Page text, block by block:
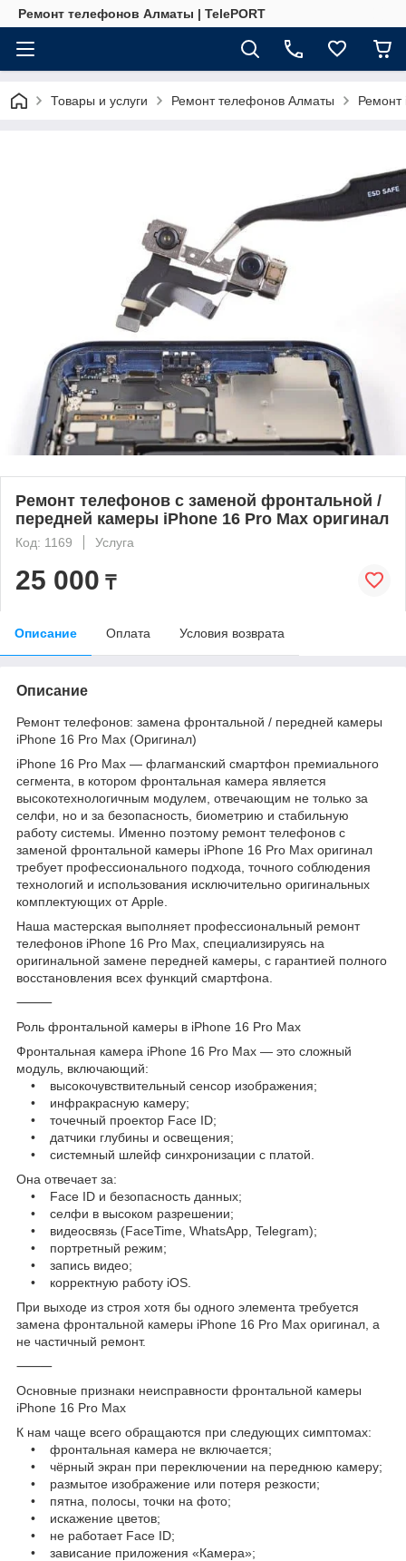
Ремонт телефонов Алматы | TelePORT
Товары и услуги Ремонт телефонов Алматы Ремонт
Ремонт телефонов с заменой фронтальной /
передней камеры iPhone 16 Pro Max оригинал
Код: 1169 Услуга
25 000 ₸
Описание Оплата Условия возврата
Описание
Ремонт телефонов: замена фронтальной / передней камеры
iPhone 16 Pro Max (Оригинал)
iPhone 16 Pro Max — флагманский смартфон премиального
сегмента, в котором фронтальная камера является
высокотехнологичным модулем, отвечающим не только за
селфи, но и за безопасность, биометрию и стабильную
работу системы. Именно поэтому ремонт телефонов с
заменой фронтальной камеры iPhone 16 Pro Max оригинал
требует профессионального подхода, точного соблюдения
технологий и использования исключительно оригинальных
комплектующих от Apple.
Наша мастерская выполняет профессиональный ремонт
телефонов iPhone 16 Pro Max, специализируясь на
оригинальной замене передней камеры, с гарантией полного
восстановления всех функций смартфона.
⸻
Роль фронтальной камеры в iPhone 16 Pro Max
Фронтальная камера iPhone 16 Pro Max — это сложный
модуль, включающий:
• высокочувствительный сенсор изображения;
• инфракрасную камеру;
• точечный проектор Face ID;
• датчики глубины и освещения;
• системный шлейф синхронизации с платой.
Она отвечает за:
• Face ID и безопасность данных;
• селфи в высоком разрешении;
• видеосвязь (FaceTime, WhatsApp, Telegram);
• портретный режим;
• запись видео;
• корректную работу iOS.
При выходе из строя хотя бы одного элемента требуется
замена фронтальной камеры iPhone 16 Pro Max оригинал, а
не частичный ремонт.
⸻
Основные признаки неисправности фронтальной камеры
iPhone 16 Pro Max
К нам чаще всего обращаются при следующих симптомах:
• фронтальная камера не включается;
• чёрный экран при переключении на переднюю камеру;
• размытое изображение или потеря резкости;
• пятна, полосы, точки на фото;
• искажение цветов;
• не работает Face ID;
• зависание приложения «Камера»;